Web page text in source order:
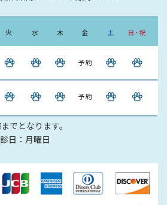
でとなります。
日：月曜日